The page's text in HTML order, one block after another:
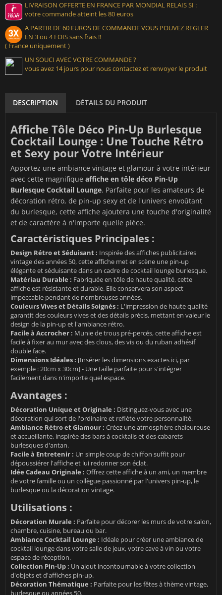
LIVRAISON OFFERTE EN FRANCE PAR MONDIAL RELAIS SI :
votre commande atteint les 80 euros
A PARTIR DE 60 EUROS DE COMMANDE VOUS POUVEZ REGLER
EN 3 ou 4 FOIS sans frais !!
( France uniquement )
UN SOUCI AVEC VOTRE COMMANDE ?
vous avez 14 jours pour nous contactez et renvoyer le produit
DESCRIPTION DÉTAILS DU PRODUIT
Affiche Tôle Déco Pin-Up Burlesque
Cocktail Lounge : Une Touche Rétro
et Sexy pour Votre Intérieur
Apportez une ambiance vintage et glamour à votre intérieur
avec cette magnifique affiche en tôle déco Pin-Up
Burlesque Cocktail Lounge. Parfaite pour les amateurs de
décoration rétro, de pin-up sexy et de l'univers envoûtant
du burlesque, cette affiche ajoutera une touche d'originalité
et de caractère à n'importe quelle pièce.
Caractéristiques Principales :
Design Rétro et Séduisant : Inspirée des affiches publicitaires
vintage des années 50, cette affiche met en scène une pin-up
élégante et séduisante dans un cadre de cocktail lounge burlesque.
Matériau Durable : Fabriquée en tôle de haute qualité, cette
affiche est résistante et durable. Elle conservera son aspect
impeccable pendant de nombreuses années.
Couleurs Vives et Détails Soignés : L'impression de haute qualité
garantit des couleurs vives et des détails précis, mettant en valeur le
design de la pin-up et l'ambiance rétro.
Facile à Accrocher : Munie de trous pré-percés, cette affiche est
facile à fixer au mur avec des clous, des vis ou du ruban adhésif
double face.
Dimensions Idéales : [Insérer les dimensions exactes ici, par
exemple : 20cm x 30cm] - Une taille parfaite pour s'intégrer
facilement dans n'importe quel espace.
Avantages :
Décoration Unique et Originale : Distinguez-vous avec une
décoration qui sort de l'ordinaire et reflète votre personnalité.
Ambiance Rétro et Glamour : Créez une atmosphère chaleureuse
et accueillante, inspirée des bars à cocktails et des cabarets
burlesques d'antan.
Facile à Entretenir : Un simple coup de chiffon suffit pour
dépoussiérer l'affiche et lui redonner son éclat.
Idée Cadeau Originale : Offrez cette affiche à un ami, un membre
de votre famille ou un collègue passionné par l'univers pin-up, le
burlesque ou la décoration vintage.
Utilisations :
Décoration Murale : Parfaite pour décorer les murs de votre salon,
chambre, cuisine, bureau ou bar.
Ambiance Cocktail Lounge : Idéale pour créer une ambiance de
cocktail lounge dans votre salle de jeux, votre cave à vin ou votre
espace de réception.
Collection Pin-Up : Un ajout incontournable à votre collection
d'objets et d'affiches pin-up.
Décoration Thématique : Parfaite pour les fêtes à thème vintage,
burlesque ou années 50.